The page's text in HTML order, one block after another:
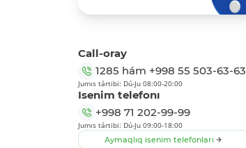
Call-oray
1285 hám +998 55 503-63-63
Jumıs tártibi: Dú-Ju 08:00-20:00
Isenim telefonı
+998 71 202-99-99
Jumıs tártibi: Dú-Ju 09:00-18:00
Aymaqlıq isenim telefonları